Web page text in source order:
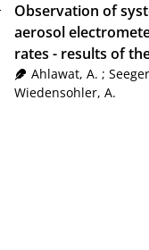
Observation of
aerosol
rates - results of
Ahlawat, A. ;
Wiedensohler, A.